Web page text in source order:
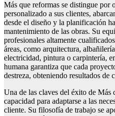
Más que reformas se distingue por
personalizado a sus clientes,
desde el diseño y la planificación
mantenimiento de las obras. Su
profesionales altamente
áreas, como arquitectura,
electricidad, pintura o carpintería,
humana garantiza que cada
destreza, obteniendo resultados de
Una de las claves del éxito de Más
capacidad para adaptarse a las
cliente. Su filosofía de trabajo se